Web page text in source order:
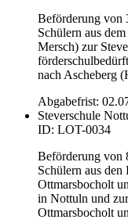
Beförderung von
Schülern aus
Mersch) zur
nach Ascheberg
Abgabefrist:
Steverschule
ID: LOT-0034
Beförderung von
Schülern aus
Ottmarsbocholt
in Nottuln und
Ottmarsbocholt